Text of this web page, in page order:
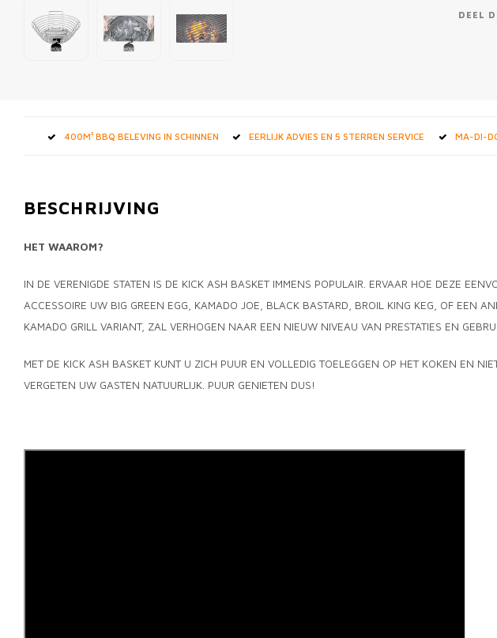
DEEL
400M² BBQ BELEVING IN SCHINNEN EERLIJK ADVIES EN 5 STERREN SERVICE MA-DI-
BESCHRIJVING
HET WAAROM?
IN DE VERENIGDE STATEN IS DE KICK ASH BASKET IMMENS POPULAIR. ERVAAR HOE DEZE
ACCESSOIRE UW BIG GREEN EGG, KAMADO JOE, BLACK BASTARD, BROIL KING KEG, OF EEN
KAMADO GRILL VARIANT, ZAL VERHOGEN NAAR EEN NIEUW NIVEAU VAN PRESTATIES EN
MET DE KICK ASH BASKET KUNT U ZICH PUUR EN VOLLEDIG TOELEGGEN OP HET KOKEN EN
VERGETEN UW GASTEN NATUURLIJK. PUUR GENIETEN DUS!